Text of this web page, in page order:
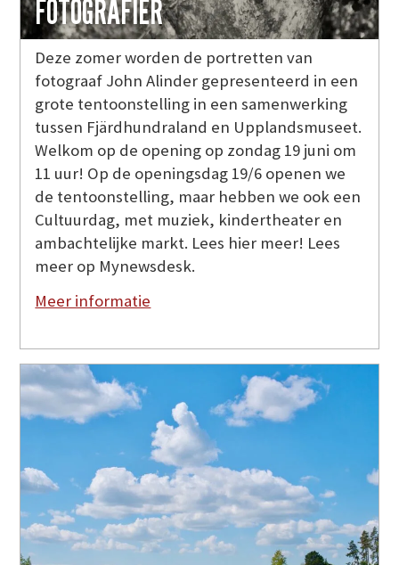
FOTOGRAFIER
Deze zomer worden de portretten van
fotograaf John Alinder gepresenteerd in een
grote tentoonstelling in een samenwerking
tussen Fjärdhundraland en Upplandsmuseet.
Welkom op de opening op zondag 19 juni om
11 uur! Op de openingsdag 19/6 openen we
de tentoonstelling, maar hebben we ook een
Cultuurdag, met muziek, kindertheater en
ambachtelijke markt. Lees hier meer! Lees
meer op Mynewsdesk.
Meer informatie